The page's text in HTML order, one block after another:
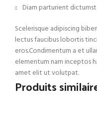
Diam parturient
Scelerisque adipiscing
lectus faucibus lobortis
eros.Condimentum a et
elementum nam inceptos
amet elit ut volutpat.
Produits